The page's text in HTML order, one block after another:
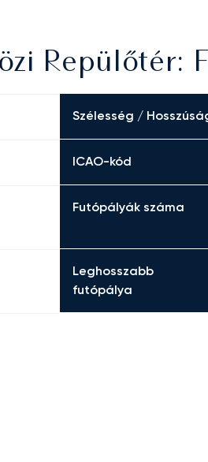
Repülőtér:
Szélesség /
ICAO-kód
Futópályák száma
Leghosszabb
futópálya